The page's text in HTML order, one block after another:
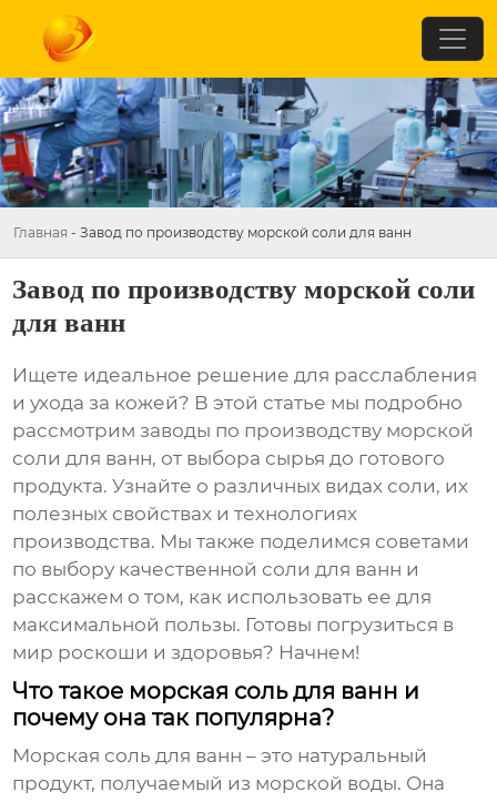
Главная - Завод по производству морской соли для ванн
Завод по производству морской соли
для ванн
Ищете идеальное решение для расслабления
и ухода за кожей? В этой статье мы подробно
рассмотримзаводы по производству морской
соли для ванн, от выбора сырья до готового
продукта. Узнайте о различных видах соли, их
полезных свойствах и технологиях
производства. Мы также поделимся советами
по выбору качественной соли для ванн и
расскажем о том, как использовать ее для
максимальной пользы. Готовы погрузиться в
мир роскоши и здоровья? Начнем!
Что такое морская соль для ванн и
почему она так популярна?
Морская соль для ванн – это натуральный
продукт, получаемый из морской воды. Она